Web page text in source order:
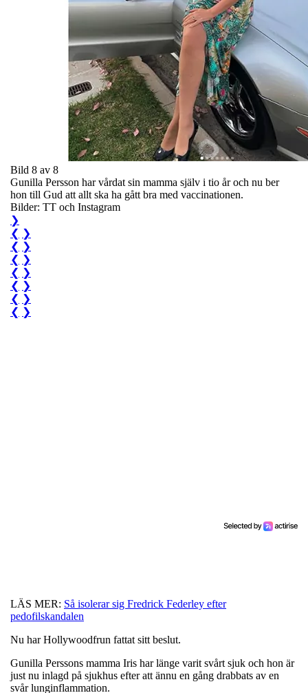
Bild 8 av 8
Gunilla Persson har vårdat sin mamma själv i tio år och nu ber
hon till Gud att allt ska ha gått bra med vaccinationen.
Bilder: TT och Instagram
❯
❮ ❯
❮ ❯
❮ ❯
❮ ❯
❮ ❯
❮ ❯
❮ ❯
LÄS MER: Så isolerar sig Fredrick Federley efter
pedofilskandalen
Nu har Hollywoodfrun fattat sitt beslut.
Gunilla Perssons mamma Iris har länge varit svårt sjuk och hon är
just nu inlagd på sjukhus efter att ännu en gång drabbats av en
svår lunginflammation.